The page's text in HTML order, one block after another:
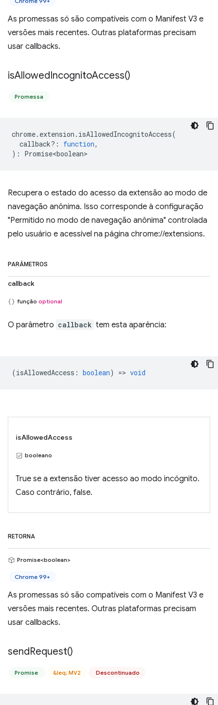
As promessas só são compatíveis com o Manifest V3 e
versões mais recentes. Outras plataformas precisam
usar callbacks.
isAllowedIncognitoAccess()
Promessa
chrome. extension . isAllowedIncognitoAccess(
callback? : function,
) : Promise<boolean>
Recupera o estado do acesso da extensão ao modo de
navegação anônima. Isso corresponde à configuração
"Permitido no modo de navegação anônima" controlada
pelo usuário e acessível na página chrome://extensions.
PARÂMETROS
callback
função optional
O parâmetro callback tem esta aparência:
(isAllowedAccess : boolean) => void
isAllowedAccess
booleano
True se a extensão tiver acesso ao modo incógnito.
Caso contrário, false.
RETORNA
Promise<boolean>
Chrome 99+
As promessas só são compatíveis com o Manifest V3 e
versões mais recentes. Outras plataformas precisam
usar callbacks.
sendRequest()
Promise &leq; MV2 Descontinuado